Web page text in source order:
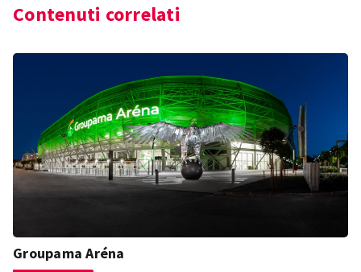
Contenuti correlati
Groupama Aréna